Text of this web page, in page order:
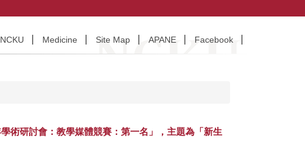
NCKU Medicine Site Map APANE Facebook
術研討會：教學媒體競賽：第一名」，主題為「新生